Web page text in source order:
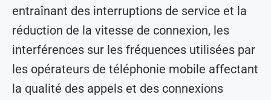
entraînant des interruptions de service et la
réduction de la vitesse de connexion, les
interférences sur les fréquences utilisées par
les opérateurs de téléphonie mobile affectant
la qualité des appels et des connexions